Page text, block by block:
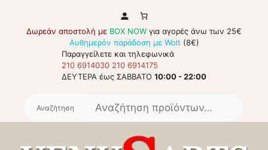
περιεχόμενο
Δωρεάν αποστολή με BOX NOW για αγορές άνω των 25€
Αυθημερόν παράδοση με Wolt (8€)
Παραγγείλετε και τηλεφωνικά
210 6914030 210 6914175
ΔΕΥΤΕΡΑ έως ΣΑΒΒΑΤΟ 10:00 - 22:00